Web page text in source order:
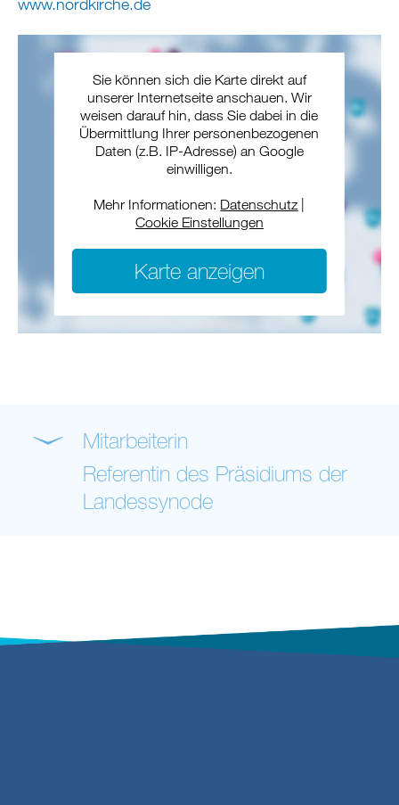
Sie können sich die Karte direkt auf
unserer Internetseite anschauen. Wir
weisen darauf hin, dass Sie dabei in die
Übermittlung Ihrer personenbezogenen
Daten (z.B. IP-Adresse) an Google
einwilligen.
Mehr Informationen: Datenschutz
Cookie Einstellungen
Karte anzeigen
Mitarbeiterin
Referentin des Präsidiums der
Landessynode